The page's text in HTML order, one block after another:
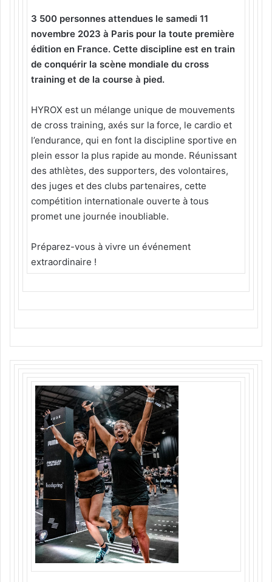
3 500 personnes attendues le samedi 11
novembre 2023 à Paris pour la toute première
édition en France. Cette discipline est en train
de conquérir la scène mondiale du cross
training et de la course à pied.
HYROX est un mélange unique de mouvements
de cross training, axés sur la force, le cardio et
l’endurance, qui en font la discipline sportive en
plein essor la plus rapide au monde. Réunissant
des athlètes, des supporters, des volontaires,
des juges et des clubs partenaires, cette
compétition internationale ouverte à tous
promet une journée inoubliable.
Préparez-vous à vivre un événement
extraordinaire !